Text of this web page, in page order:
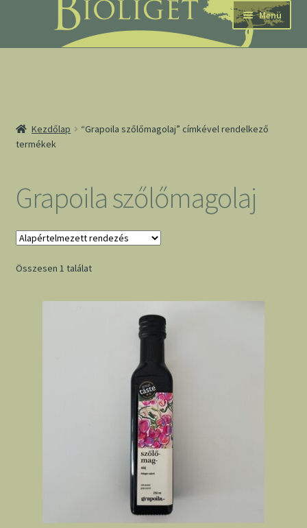
navigációhoz
tartalomba
Menü
Kezdőlap
“Grapoila szőlőmagolaj” címkével rendelkező
termékek
Grapoila szőlőmagolaj
Összesen 1 találat